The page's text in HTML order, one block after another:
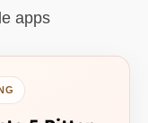
apps